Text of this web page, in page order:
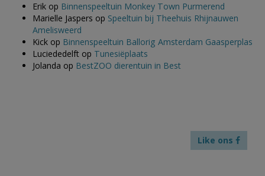
Erik op Binnenspeeltuin Monkey Town Purmerend
Marielle Jaspers op Speeltuin bij Theehuis Rhijnauwen
Amelisweerd
Kick op Binnenspeeltuin Ballorig Amsterdam Gaasperplas
Luciededelft op Tunesiëplaats
Jolanda op BestZOO dierentuin in Best
Like ons